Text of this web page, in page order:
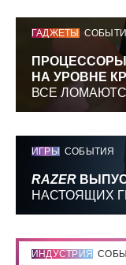
ГАДЖЕТЫ
НА УРОВНЕ
ВСЕ
ИГРЫ СОБЫТИЯ
RAZER
НАСТОЯЩИХ
ИНДУСТРИЯ